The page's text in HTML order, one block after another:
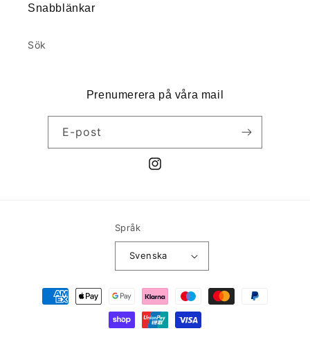
Snabblänkar
Sök
Prenumerera på våra mail
E-post
Instagram
Språk
Svenska
Betalningsmetoder